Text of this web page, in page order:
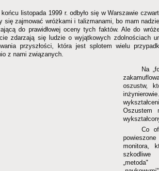
końcu listopada 1999 r. odbyło się w Warszawie
się zajmować wróżkami i talizmanami, bo mam
do prawidłowej oceny tych faktów. Ale do
zdarzają się ludzie o wyjątkowych zdolnościach
przyszłości, która jest splotem wielu
z nami związanych.
Na
oszustw,
Oszustem
Co
monitora,
szkodliwe